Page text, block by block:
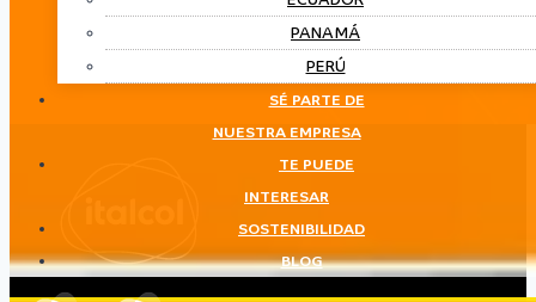
PANAMÁ
PERÚ
SÉ PARTE DE
NUESTRA EMPRESA
TE PUEDE
INTERESAR
SOSTENIBILIDAD
BLOG